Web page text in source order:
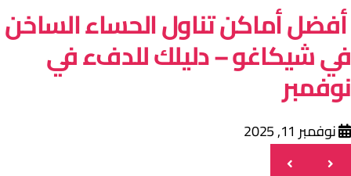
أماكن تناول الحساء الساخن
شيكاغو – دليلك للدفء في
نوفمبر 11, 2025